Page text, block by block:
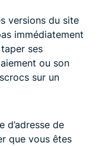
versions du site
immédiatement
taper ses
ou son
sur un
d’adresse de
que vous êtes